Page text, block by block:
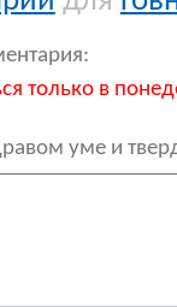
только в
уме и